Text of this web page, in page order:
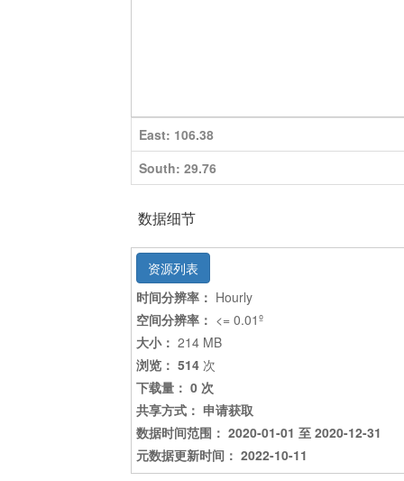
East: 106.38
South: 29.76
数据细节
资源列表
时间分辨率： Hourly
空间分辨率： <= 0.01º
大小： 214 MB
浏览： 514 次
下载量： 0 次
共享方式： 申请获取
数据时间范围： 2020-01-01 至 2020-12-31
元数据更新时间： 2022-10-11